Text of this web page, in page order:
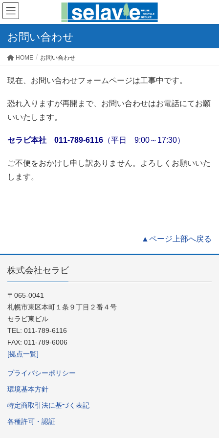
お問い合わせ
HOME お問い合わせ
現在、お問い合わせフォームページは工事中です。
恐れ入りますが再開まで、お問い合わせはお電話にてお願
いいたします。
セラビ本社 011-789-6116 （平日 9:00～17:30）
ご不便をおかけし申し訳ありません。よろしくお願いいた
します。
▲ページ上部へ戻る
株式会社セラビ
〒065-0041
札幌市東区本町１条９丁目２番４号
セラビ東ビル
TEL: 011-789-6116
FAX: 011-789-6006
[拠点一覧]
プライバシーポリシー
環境基本方針
特定商取引法に基づく表記
各種許可・認証